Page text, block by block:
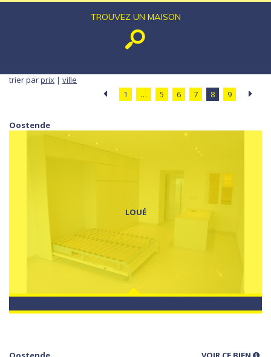
TROUVEZ UN MAISON
trier parprix | ville
1
… 5 6 7 8 9
Oostende
LOUÉ